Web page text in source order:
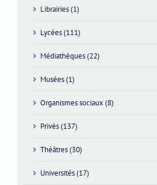
Librairies (1)
Lycées (111)
Médiathèques (22)
Musées (1)
Organismes sociaux (8)
Privés (137)
Théâtres (30)
Universités (17)